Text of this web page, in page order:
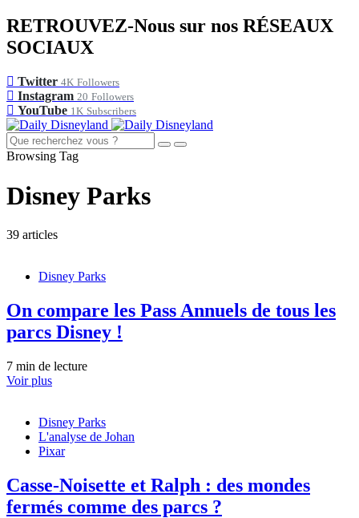
RETROUVEZ-Nous sur nos RÉSEAUX
SOCIAUX
Twitter 4K Followers
Instagram 20 Followers
YouTube 1K Subscribers
Browsing Tag
Disney Parks
39 articles
Disney Parks
On compare les Pass Annuels de tous les
parcs Disney !
7 min de lecture
Voir plus
Disney Parks
L'analyse de Johan
Pixar
Casse-Noisette et Ralph : des mondes
fermés comme des parcs ?